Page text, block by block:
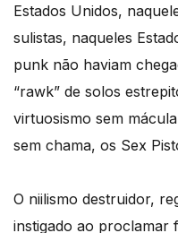
Estados Unidos,
sulistas, naqueles
punk não haviam
“rawk” de solos
virtuosismo sem
sem chama, os Sex
O niilismo destruidor,
instigado ao proclamar